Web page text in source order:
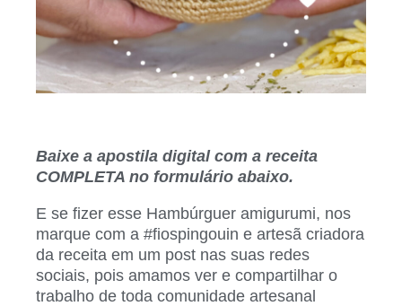
Baixe a apostila digital com a receita
COMPLETA no formulário abaixo.
E se fizer esse Hambúrguer amigurumi, nos
marque com a #fiospingouin e artesã criadora
da receita em um post nas suas redes
sociais, pois amamos ver e compartilhar o
trabalho de toda comunidade artesanal